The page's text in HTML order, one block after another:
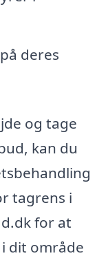
deres
og tage
kan du
tagrens i
for at
dit område